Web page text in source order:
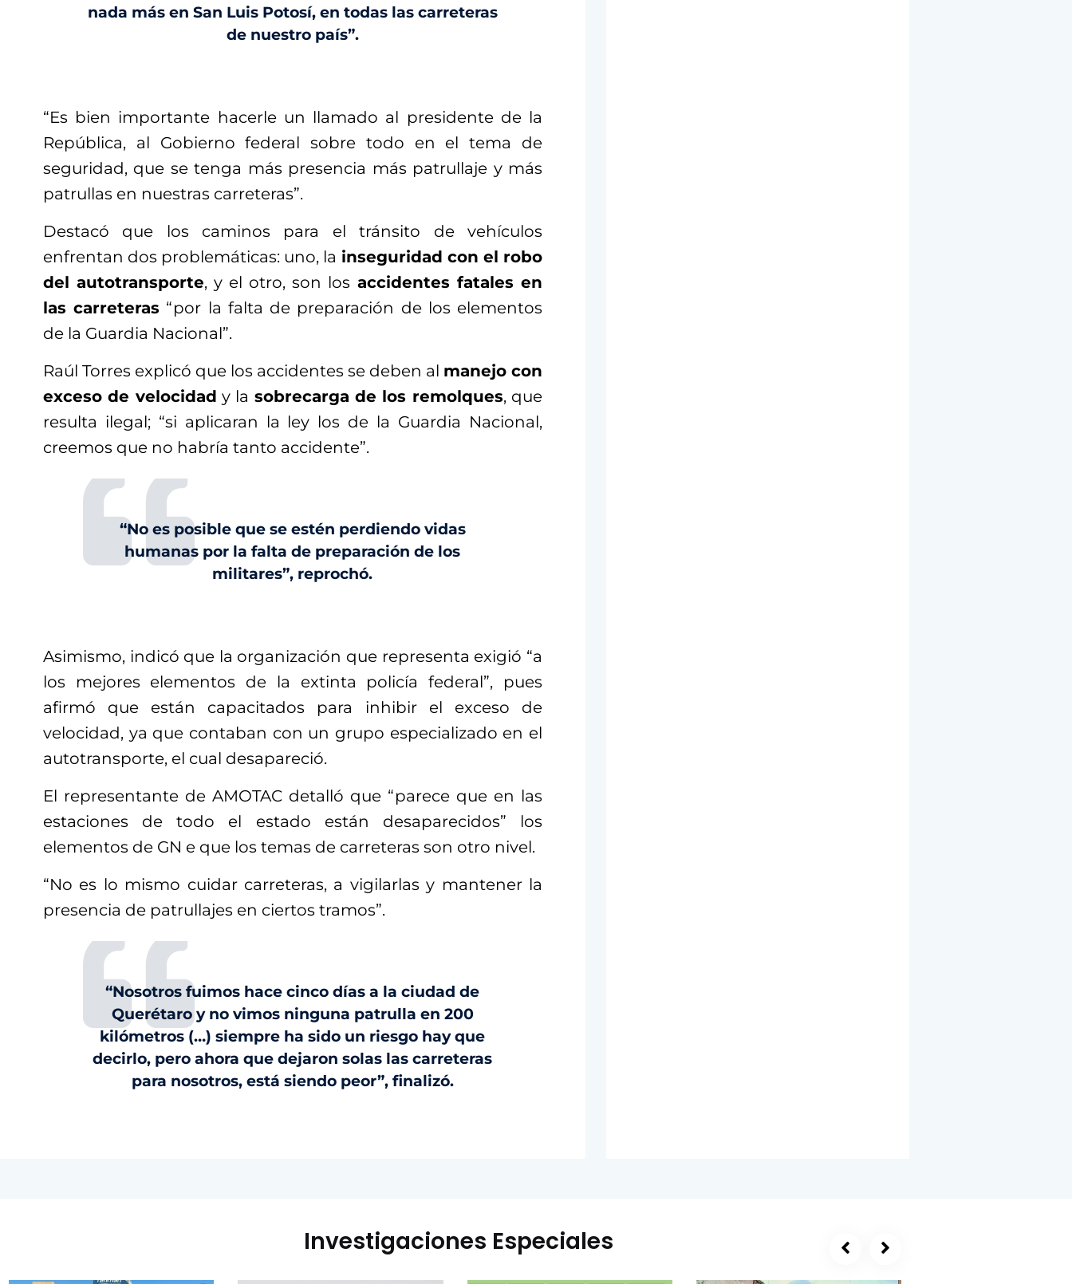
nada más en San Luis Potosí, en todas las carreteras
de nuestro país”.
“Es bien importante hacerle un llamado al presidente de la
República, al Gobierno federal sobre todo en el tema de
seguridad, que se tenga más presencia más patrullaje y más
patrullas en nuestras carreteras”.
Destacó que los caminos para el tránsito de vehículos
enfrentan dos problemáticas: uno, la inseguridad con el robo
del autotransporte, y el otro, son los accidentes fatales en
las carreteras “por la falta de preparación de los elementos
de la Guardia Nacional”.
Raúl Torres explicó que los accidentes se deben al manejo con
exceso de velocidad y la sobrecarga de los remolques, que
resulta ilegal; “si aplicaran la ley los de la Guardia Nacional,
creemos que no habría tanto accidente”.
“No es posible que se estén perdiendo vidas
humanas por la falta de preparación de los
militares”, reprochó.
Asimismo, indicó que la organización que representa exigió “a
los mejores elementos de la extinta policía federal”, pues
afirmó que están capacitados para inhibir el exceso de
velocidad, ya que contaban con un grupo especializado en el
autotransporte, el cual desapareció.
El representante de AMOTAC detalló que “parece que en las
estaciones de todo el estado están desaparecidos” los
elementos de GN e que los temas de carreteras son otro nivel.
“No es lo mismo cuidar carreteras, a vigilarlas y mantener la
presencia de patrullajes en ciertos tramos”.
“Nosotros fuimos hace cinco días a la ciudad de
Querétaro y no vimos ninguna patrulla en 200
kilómetros (…) siempre ha sido un riesgo hay que
decirlo, pero ahora que dejaron solas las carreteras
para nosotros, está siendo peor”, finalizó.
Investigaciones Especiales